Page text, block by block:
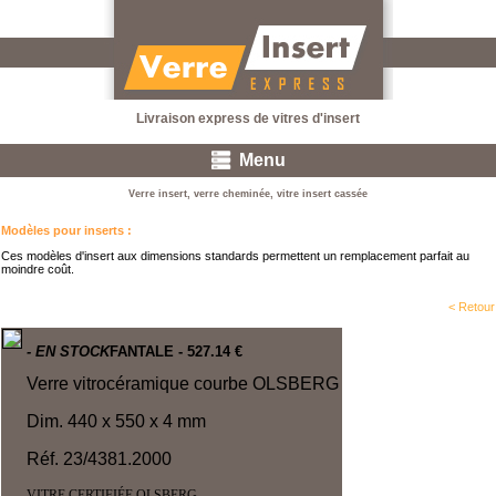
Livraison express de vitres d'insert
Menu
Verre insert, verre cheminée, vitre insert cassée
Modèles pour inserts :
Ces modèles d'insert aux dimensions standards permettent un remplacement parfait au
moindre coût.
< Retour
FANTALE
- EN STOCK - 527.14 €
Verre vitrocéramique courbe OLSBERG
Dim. 440 x 550 x 4 mm
Réf. 23/4381.2000